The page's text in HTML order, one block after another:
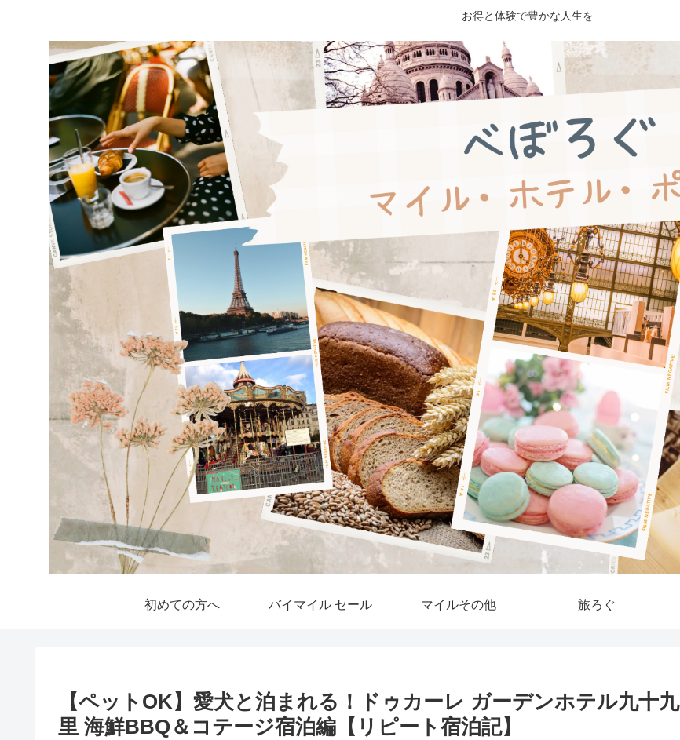
お得と体験で豊かな人生を
初めての方へ バイマイル セール マイルその他 旅ろぐ
【ペットOK】愛犬と泊まれる！ドゥカーレ ガーデンホテル九十九
里 海鮮BBQ＆コテージ宿泊編【リピート宿泊記】